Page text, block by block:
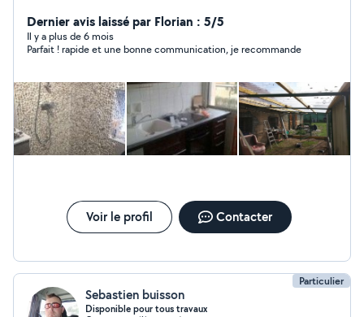
calicots, enduits, tapisserie, peinture et plein autre
chose Demandé je réponds à toutes vos demandes
Dernier avis laissé par Florian : 5/5
Il y a plus de 6 mois
Parfait ! rapide et une bonne communication, je recommande
Voir le profil Contacter
Particulier
Sebastien buisson
Disponible pour tous travaux